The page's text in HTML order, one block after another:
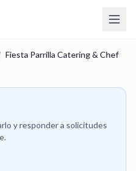
Fiesta Parrilla Catering & Chef
y responder a solicitudes